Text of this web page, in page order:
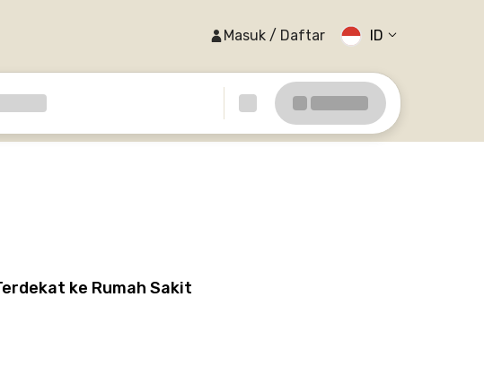
Masuk / Daftar ID
ke Rumah Sakit